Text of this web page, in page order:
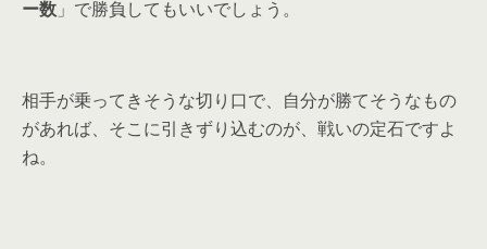
ー数 」で勝負してもいいでしょう。
相手が乗ってきそうな切り口で、自分が勝てそうなもの
があれば、そこに引きずり込むのが、戦いの定石ですよ
ね。